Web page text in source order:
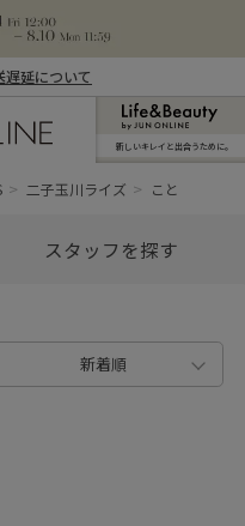
延について
新しいキレイと出合うために。
二子玉川ライズ こと
スタッフを探す
新着順